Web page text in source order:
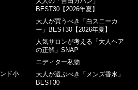
ド小
BEST30【2026年夏】
大人が買うべき「白スニーカ
ー」BEST30【2026年夏】
人気サロンが考える「大人ヘア
の正解」SNAP
エディター私物
大人が選ぶべき「メンズ香水」
BEST30